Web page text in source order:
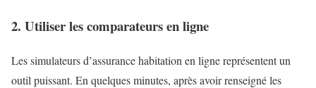
2. Utiliser les comparateurs en ligne
Les simulateurs d’assurance habitation en ligne représentent un
outil puissant. En quelques minutes, après avoir renseigné les